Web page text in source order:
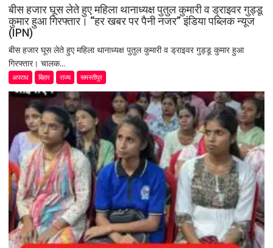
बीस हजार घूस लेते हुए महिला थानाध्यक्ष पुतुल कुमारी व ड्राइवर गुड्डू
कुमार हुआ गिरफ्तार। “हर खबर पर पैनी नजर” इंडिया पब्लिक न्यूज
(IPN)
बीस हजार घूस लेते हुए महिला थानाध्यक्ष पुतुल कुमारी व ड्राइवर गुड्डू कुमार हुआ
गिरफ्तार। चालक...
अपराध बिहार राज्य समस्तीपुर